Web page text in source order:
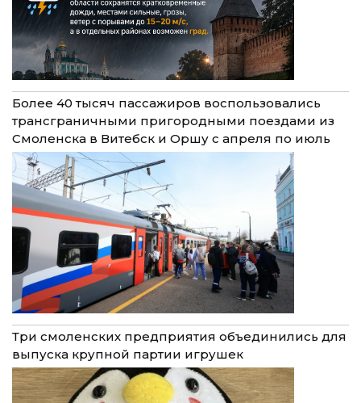
Более 40 тысяч пассажиров воспользовались
трансграничными пригородными поездами из
Смоленска в Витебск и Оршу с апреля по июль
Три смоленских предприятия объединились для
выпуска крупной партии игрушек